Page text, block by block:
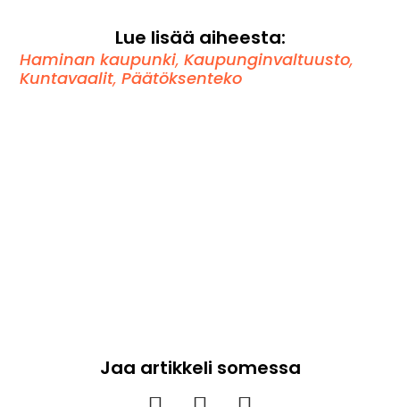
Lue lisää aiheesta:
Haminan kaupunki,Kaupunginvaltuusto,
Kuntavaalit,Päätöksenteko
Jaa artikkeli somessa